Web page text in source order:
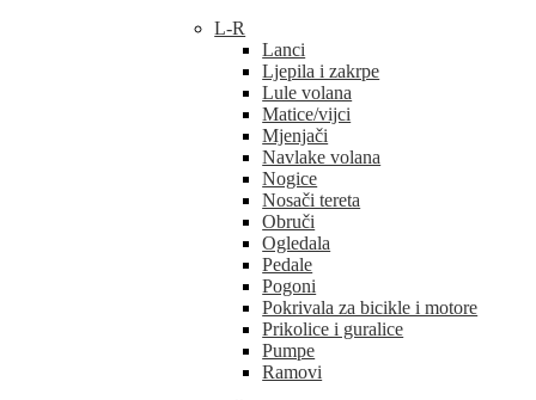
L-R
Lanci
Ljepila i zakrpe
Lule volana
Matice/vijci
Mjenjači
Navlake volana
Nogice
Nosači tereta
Obruči
Ogledala
Pedale
Pogoni
Pokrivala za bicikle i motore
Prikolice i guralice
Pumpe
Ramovi